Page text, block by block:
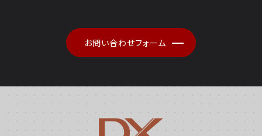
お問い合わせフォーム